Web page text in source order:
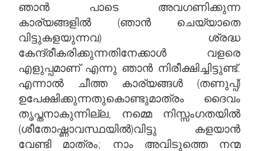
ഞാൻ പാടെ അവഗണിക്കുന്ന
കാര്യങ്ങളിൽ (ഞാൻ ചെയ്യാതെ
വിട്ടുകളയുന്നവ) ശ്രദ്ധ
കേന്ദ്രീകരിക്കുന്നതിനേക്കാൾ വളരെ
എളുപ്പമാണ് എന്നു ഞാൻ നിരീക്ഷിച്ചിട്ടുണ്ട്.
എന്നാൽ ചീത്ത കാര്യങ്ങൾ (തണുപ്പ്)
ഉപേക്ഷിക്കുന്നതുകൊണ്ടുമാത്രം ദൈവം
തൃപ്തനാകുന്നില്ല, നമ്മെ നിസ്സംഗതയിൽ
(ശീതോഷ്ണാവസ്ഥയിൽ)വിട്ടു കളയാൻ
വേണ്ടി മാത്രം; നാം അവിടുത്തെ നന്മ